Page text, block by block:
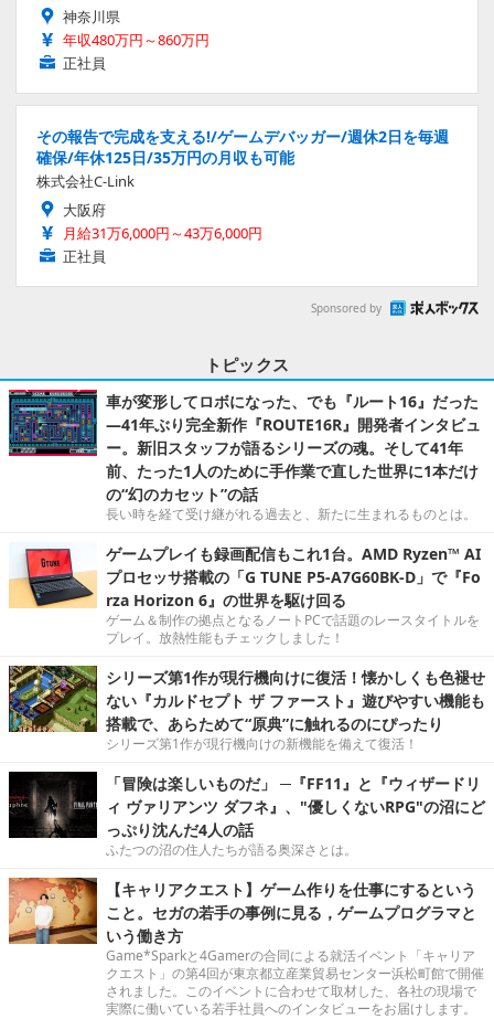
神奈川県
年収480万円～860万円
正社員
その報告で完成を支える!/ゲームデバッガー/週休2日を毎週
確保/年休125日/35万円の月収も可能
株式会社C-Link
大阪府
月給31万6,000円～43万6,000円
正社員
Sponsored by
トピックス
車が変形してロボになった、でも『ルート16』だった
―41年ぶり完全新作『ROUTE16R』開発者インタビュ
ー。新旧スタッフが語るシリーズの魂。そして41年
前、たった1人のために手作業で直した世界に1本だけ
の“幻のカセット”の話
長い時を経て受け継がれる過去と、新たに生まれるものとは。
ゲームプレイも録画配信もこれ1台。AMD Ryzen™ AI
プロセッサ搭載の「G TUNE P5-A7G60BK-D」で『Fo
rza Horizon 6』の世界を駆け回る
ゲーム＆制作の拠点となるノートPCで話題のレースタイトルを
プレイ。放熱性能もチェックしました！
シリーズ第1作が現行機向けに復活！懐かしくも色褪せ
ない『カルドセプト ザ ファースト』遊びやすい機能も
搭載で、あらためて“原典”に触れるのにぴったり
シリーズ第1作が現行機向けの新機能を備えて復活！
「冒険は楽しいものだ」 ─『FF11』と『ウィザードリ
ィ ヴァリアンツ ダフネ』、"優しくないRPG"の沼にど
っぷり沈んだ4人の話
ふたつの沼の住人たちが語る奥深さとは。
【キャリアクエスト】ゲーム作りを仕事にするという
こと。セガの若手の事例に見る，ゲームプログラマと
いう働き方
Game*Sparkと4Gamerの合同による就活イベント「キャリア
クエスト」の第4回が東京都立産業貿易センター浜松町館で開催
されました。このイベントに合わせて取材した、各社の現場で
実際に働いている若手社員へのインタビューをお届けします。